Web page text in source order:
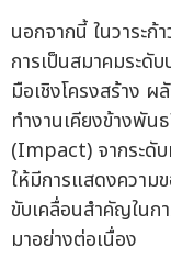
นอกจากนี้ ในวาระ
การเป็นสมาคมระดั
มือเชิงโครงสร้าง
ทำงานเคียงข้างพัน
(Impact) จากระดับ
ให้มีการแสดงควา
ขับเคลื่อนสำคัญในก
มาอย่างต่อเนื่อง